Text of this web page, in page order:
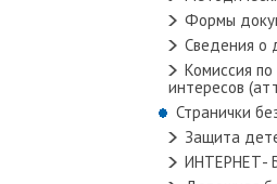
Формы
Сведения о
Комиссия
интересов
Странички
Защита
ИНТЕРНЕТ-